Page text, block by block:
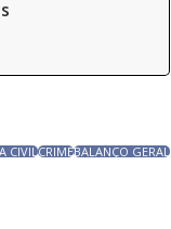
CIVILCRIMEBALANÇO GERAL